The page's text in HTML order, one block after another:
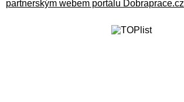
partnerským webem portálu Dobraprace.cz